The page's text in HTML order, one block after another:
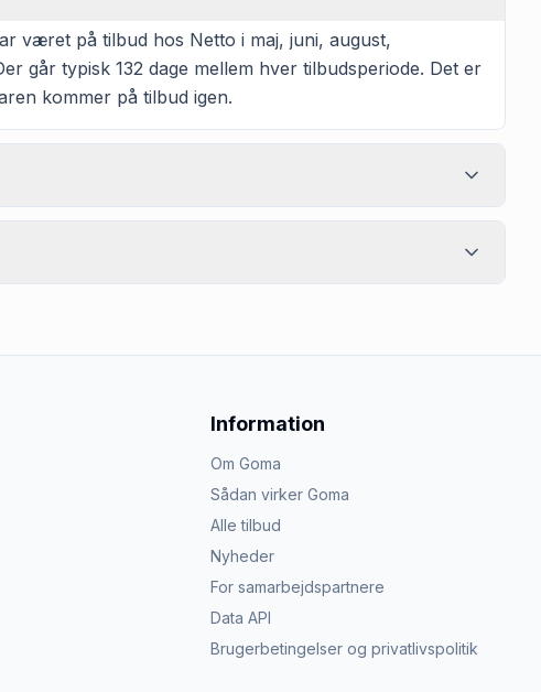
været på tilbud hos Netto i maj, juni, august,
går typisk 132 dage mellem hver tilbudsperiode. Det er
kommer på tilbud igen.
Information
Om Goma
Sådan virker Goma
Alle tilbud
Nyheder
For samarbejdspartnere
Data API
Brugerbetingelser og privatlivspolitik